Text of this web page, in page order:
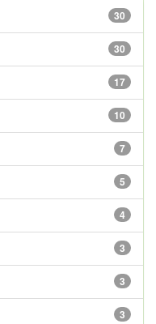
30
30
17
10
7
5
4
3
3
3